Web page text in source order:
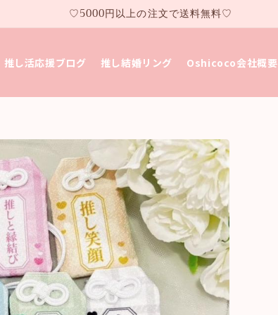
♡5000円以上の注文で送料無料♡
推し活応援ブログ 推し結婚リング Oshicoco会社概要